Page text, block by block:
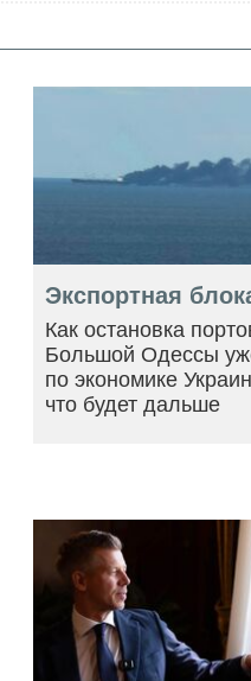
Экспортная
Как остановка
Большой Одессы
по экономике
что будет дальше